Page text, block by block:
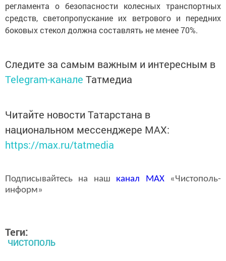
регламента о безопасности колесных транспортных
средств, светопропускание их ветрового и передних
боковых стекол должна составлять не менее 70%.
Следите за самым важным и интересным в
Telegram-канале Татмедиа
Читайте новости Татарстана в
национальном мессенджере MАХ:
https://max.ru/tatmedia
Подписывайтесь на наш канал MAX«Чистополь-
информ»
Теги:
ЧИСТОПОЛЬ